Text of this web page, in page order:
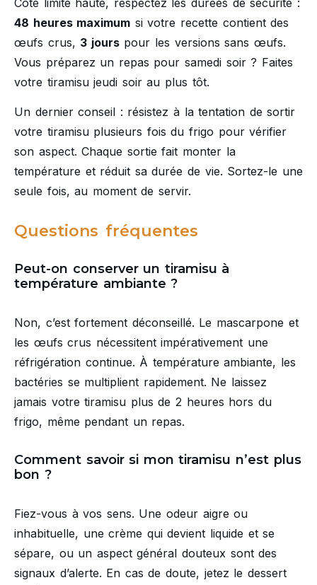
Côté limite haute, respectez les durées de sécurité :
48 heures maximum si votre recette contient des
œufs crus, 3 jourspour les versions sans œufs.
Vous préparez un repas pour samedi soir ? Faites
votre tiramisu jeudi soir au plus tôt.
Un dernier conseil : résistez à la tentation de sortir
votre tiramisu plusieurs fois du frigo pour vérifier
son aspect. Chaque sortie fait monter la
température et réduit sa durée de vie. Sortez-le une
seule fois, au moment de servir.
Questions fréquentes
Peut-on conserver un tiramisu à
température ambiante ?
Non, c’est fortement déconseillé. Le mascarpone et
les œufs crus nécessitent impérativement une
réfrigération continue. À température ambiante, les
bactéries se multiplient rapidement. Ne laissez
jamais votre tiramisu plus de 2 heures hors du
frigo, même pendant un repas.
Comment savoir si mon tiramisu n’est plus
bon ?
Fiez-vous à vos sens. Une odeur aigre ou
inhabituelle, une crème qui devient liquide et se
sépare, ou un aspect général douteux sont des
signaux d’alerte. En cas de doute, jetez le dessert